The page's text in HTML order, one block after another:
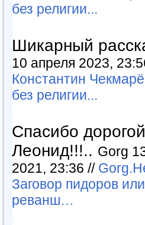
без религии...
Шикарный
10 апреля 2023,
Константин
без религии...
Спасибо дорогой
Леонид!!!.. Gorg
2021, 23:36 //
Заговор пидоров
реванш…